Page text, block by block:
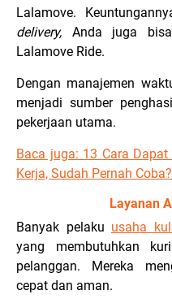
Lalamove.
delivery, Anda juga
Lalamove Ride.
Dengan manajemen
menjadi sumber
pekerjaan utama.
Baca juga: 13 Cara
Kerja, Sudah Pernah Coba?
Layanan
Banyak pelaku usaha
yang membutuhkan
pelanggan. Mereka
cepat dan aman.